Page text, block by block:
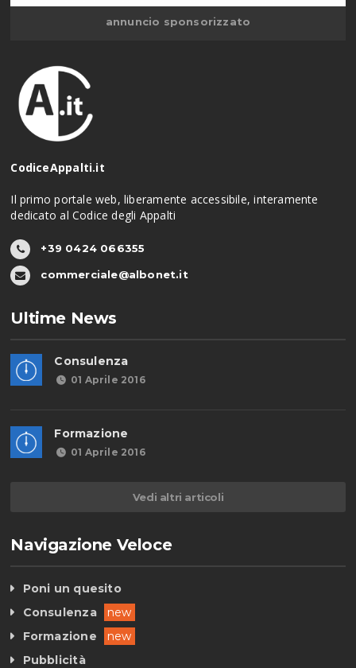
annuncio sponsorizzato
CodiceAppalti.it
Il primo portale web, liberamente accessibile, interamente
dedicato al Codice degli Appalti
+39 0424 066355
commerciale@albonet.it
Ultime News
Consulenza
01 Aprile 2016
Formazione
01 Aprile 2016
Vedi altri articoli
Navigazione Veloce
Poni un quesito
Consulenza
new
Formazione
new
Pubblicità